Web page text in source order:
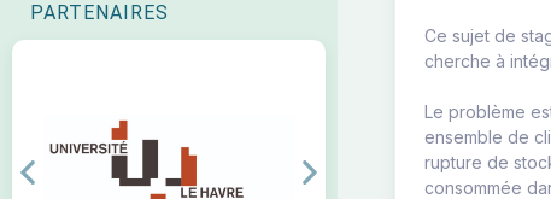
PARTENAIRES
Previous Next
Ce sujet de
cherche à
Le problème
ensemble de
rupture de
consommée